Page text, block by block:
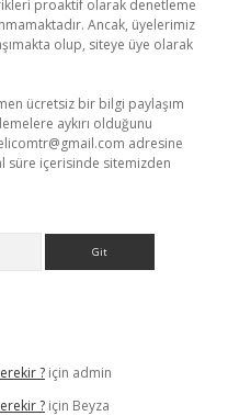
proaktif olarak denetleme
Ancak, üyelerimiz
olup, siteye üye olarak
ücretsiz bir bilgi paylaşım
aykırı olduğunu
adresine
süre içerisinde sitemizden
? için admin
? için Beyza